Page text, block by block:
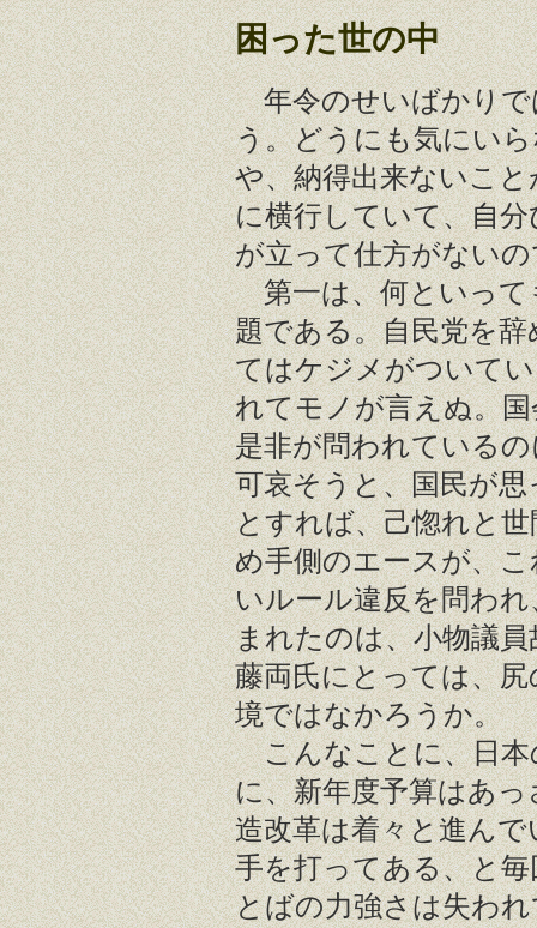
困った世の中
年令のせいばかりで
う。どうにも気にい
や、納得出来ないこと
に横行していて、自
が立って仕方がない
第一は、何といって
題である。自民党を
てはケジメがついて
れてモノが言えぬ。
是非が問われている
可哀そうと、国民が
とすれば、己惚れと
め手側のエースが、
いルール違反を問わ
まれたのは、小物議
藤両氏にとっては、
境ではなかろうか。
こんなことに、日本
に、新年度予算はあ
造改革は着々と進ん
手を打ってある、と
とばの力強さは失わ